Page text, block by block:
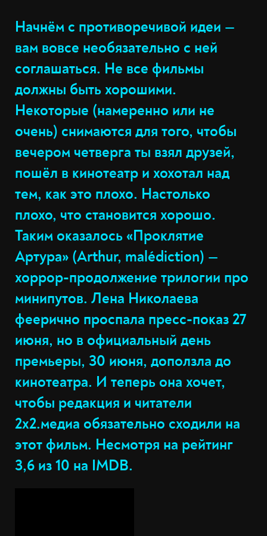
Начнём c противоречивой идеи —
вам вовсе необязательно с ней
соглашаться. Не все фильмы
должны быть хорошими.
Некоторые (намеренно или не
очень) снимаются для того, чтобы
вечером четверга ты взял друзей,
пошёл в кинотеатр и хохотал над
тем, как это плохо. Настолько
плохо, что становится хорошо.
Таким оказалось «Проклятие
Артура» (Arthur, malédiction) —
хоррор-продолжение трилогии про
минипутов. Лена Николаева
феерично проспала пресс-показ 27
июня, но в официальный день
премьеры, 30 июня, доползла до
кинотеатра. И теперь она хочет,
чтобы редакция и читатели
2х2.медиа обязательно сходили на
этот фильм. Несмотря на рейтинг
3,6 из 10 на IMDB.